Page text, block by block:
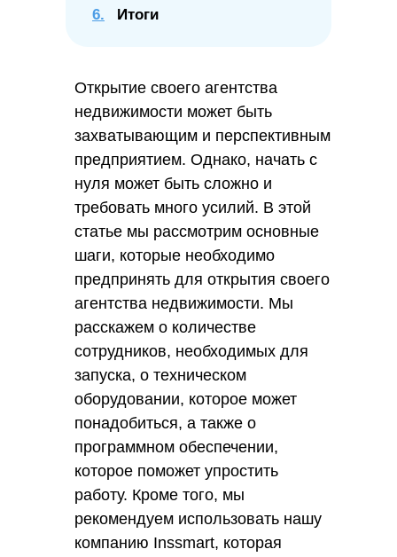
6. Итоги
Открытие своего агентства
недвижимости может быть
захватывающим и перспективным
предприятием. Однако, начать с
нуля может быть сложно и
требовать много усилий. В этой
статье мы рассмотрим основные
шаги, которые необходимо
предпринять для открытия своего
агентства недвижимости. Мы
расскажем о количестве
сотрудников, необходимых для
запуска, о техническом
оборудовании, которое может
понадобиться, а также о
программном обеспечении,
которое поможет упростить
работу. Кроме того, мы
рекомендуем использовать нашу
компанию Inssmart, которая